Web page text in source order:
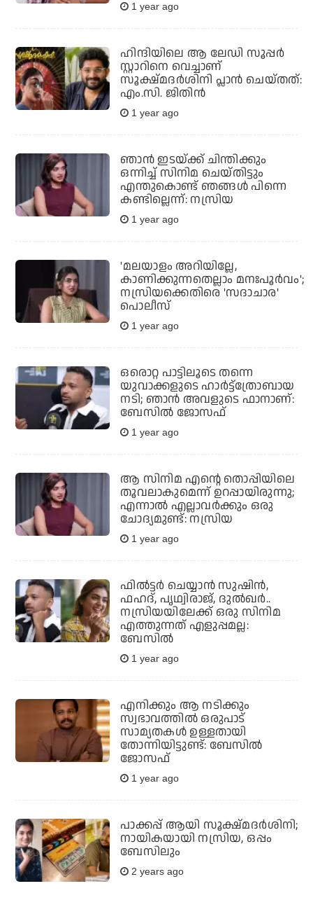
1 year ago
ഹിന്ദിയിലെ ആ ലേഡി സൂപ്പർ
സ്റ്റാറിനെ വെച്ചാണ്
സൂക്ഷ്മദർശിനി പ്ലാൻ ചെയ്തത്:
എം.സി. ജിതിൻ
1 year ago
ഞാൻ ഇടയ്ക്ക് ചിന്തിക്കും
ഒന്നിച്ച് സിനിമ ചെയ്തിട്ടും
എന്തുകൊണ്ട് ഞങ്ങൾ പിന്നെ
കണ്ടില്ലെന്ന്: നസ്രിയ
1 year ago
'മലയാളം അറിയില്ലേ,
കാണിക്കുന്നതെല്ലാം മനഃപൂര്‍വം';
നസ്രിയക്കെതിരെ 'സദാചാര'
പൊലീസ്
1 year ago
ഒരൊറ്റ പാട്ടിലൂടെ തന്നെ
യുവാക്കളുടെ ഹാര്‍ട്ട്‌ത്രോബായ
നടി; ഞാന്‍ അവളുടെ ഫാനാണ്:
ബേസില്‍ ജോസഫ്
1 year ago
ആ സിനിമ എന്റെ തൊപ്പിയിലെ
തൂവലാകുമെന്ന് ഉറപ്പായിരുന്നു;
എന്നാല്‍ എല്ലാവര്‍ക്കും ഒരു
ചോദ്യമുണ്ട്: നസ്രിയ
1 year ago
ഫില്‍ട്ടര്‍ ചെയ്യാന്‍ സുഷിന്‍,
ഫഹദ്, പൃഥ്വിരാജ്, ദുല്‍ഖര്‍..
നസ്രിയയിലേക്ക് ഒരു സിനിമ
എത്തുന്നത് എളുപ്പമല്ല:
ബേസില്‍
1 year ago
എനിക്കും ആ നടിക്കും
സ്വഭാവത്തില്‍ ഒരുപാട്
സാമ്യതകള്‍ ഉള്ളതായി
തോന്നിയിട്ടുണ്ട്: ബേസില്‍
ജോസഫ്
1 year ago
പാക്കപ്പ് ആയി സൂക്ഷ്മദര്‍ശിനി;
നായികയായി നസ്രിയ, ഒപ്പം
ബേസിലും
2 years ago